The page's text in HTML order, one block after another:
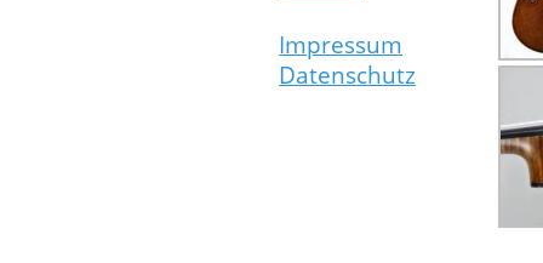
Impressum
Datenschutz